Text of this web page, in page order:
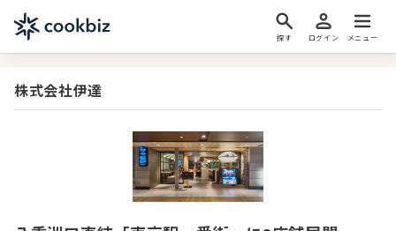
探す ログイン メニュー
株式会社伊達